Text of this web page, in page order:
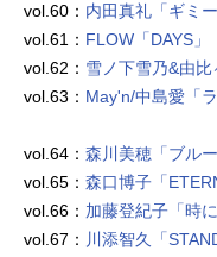
vol.60： 内田真礼「ギミ
vol.61： FLOW「DAYS」
vol.62： 雪ノ下雪乃&由比
vol.63： May'n/中島愛「ラ
vol.64： 森川美穂「ブル
vol.65： 森口博子「
vol.66： 加藤登紀子「時
vol.67： 川添智久「